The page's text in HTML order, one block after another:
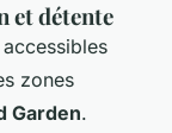
et détente
zones
Garden.